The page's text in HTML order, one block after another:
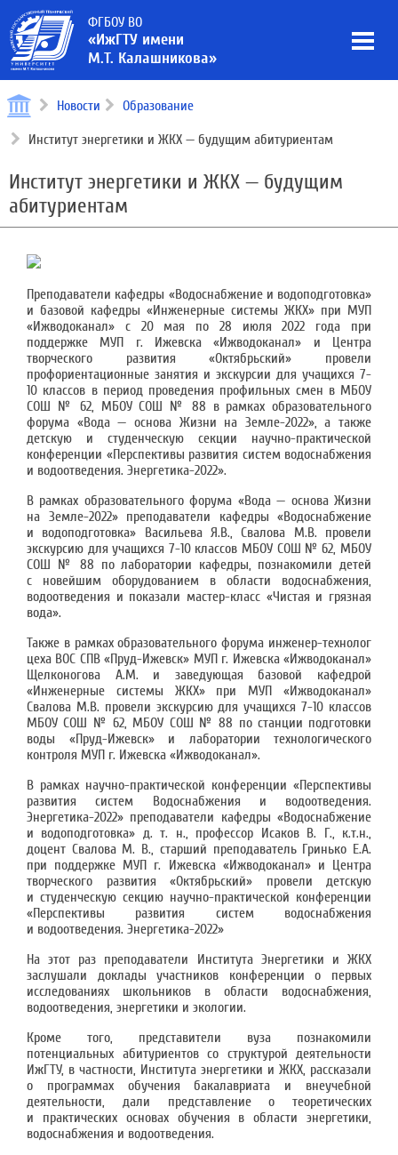
ФГБОУ ВО
«ИжГТУ имени
М.Т. Калашникова»
Новости Образование
Институт энергетики и ЖКХ — будущим абитуриентам
Институт энергетики и ЖКХ — будущим
абитуриентам
Преподаватели кафедры «Водоснабжение и водоподготовка»
и базовой кафедры «Инженерные системы ЖКХ» при МУП
«Ижводоканал» с 20 мая по 28 июля 2022 года при
поддержке МУП г. Ижевска «Ижводоканал» и Центра
творческого развития «Октябрьский» провели
профориентационные занятия и экскурсии для учащихся 7-
10 классов в период проведения профильных смен в МБОУ
СОШ № 62, МБОУ СОШ № 88 в рамках образовательного
форума «Вода — основа Жизни на Земле-2022», а также
детскую и студенческую секции научно-практической
конференции «Перспективы развития систем водоснабжения
и водоотведения. Энергетика-2022».
В рамках образовательного форума «Вода — основа Жизни
на Земле-2022» преподаватели кафедры «Водоснабжение
и водоподготовка» Васильева Я.В., Свалова М.В. провели
экскурсию для учащихся 7-10 классов МБОУ СОШ № 62, МБОУ
СОШ № 88 по лаборатории кафедры, познакомили детей
с новейшим оборудованием в области водоснабжения,
водоотведения и показали мастер-класс «Чистая и грязная
вода».
Также в рамках образовательного форума инженер-технолог
цеха ВОС СПВ «Пруд-Ижевск» МУП г. Ижевска «Ижводоканал»
Щелконогова А.М. и заведующая базовой кафедрой
«Инженерные системы ЖКХ» при МУП «Ижводоканал»
Свалова М.В. провели экскурсию для учащихся 7-10 классов
МБОУ СОШ № 62, МБОУ СОШ № 88 по станции подготовки
воды «Пруд-Ижевск» и лаборатории технологического
контроля МУП г. Ижевска «Ижводоканал».
В рамках научно-практической конференции «Перспективы
развития систем Водоснабжения и водоотведения.
Энергетика-2022» преподаватели кафедры «Водоснабжение
и водоподготовка» д. т. н., профессор Исаков В. Г., к.т.н.,
доцент Свалова М. В., старший преподаватель Гринько Е.А.
при поддержке МУП г. Ижевска «Ижводоканал» и Центра
творческого развития «Октябрьский» провели детскую
и студенческую секцию научно-практической конференции
«Перспективы развития систем водоснабжения
и водоотведения. Энергетика-2022»
На этот раз преподаватели Института Энергетики и ЖКХ
заслушали доклады участников конференции о первых
исследованиях школьников в области водоснабжения,
водоотведения, энергетики и экологии.
Кроме того, представители вуза познакомили
потенциальных абитуриентов со структурой деятельности
ИжГТУ, в частности, Института энергетики и ЖКХ, рассказали
о программах обучения бакалавриата и внеучебной
деятельности, дали представление о теоретических
и практических основах обучения в области энергетики,
водоснабжения и водоотведения.